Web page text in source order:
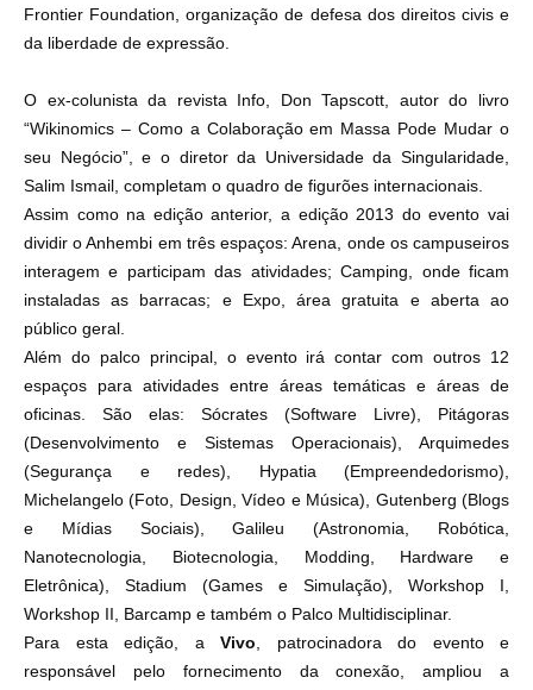
Frontier Foundation, organização de defesa dos direitos civis e
da liberdade de expressão.
O ex-colunista da revista Info, Don Tapscott, autor do livro
“Wikinomics – Como a Colaboração em Massa Pode Mudar o
seu Negócio”, e o diretor da Universidade da Singularidade,
Salim Ismail, completam o quadro de figurões internacionais.
Assim como na edição anterior, a edição 2013 do evento vai
dividir o Anhembi em três espaços: Arena, onde os campuseiros
interagem e participam das atividades; Camping, onde ficam
instaladas as barracas; e Expo, área gratuita e aberta ao
público geral.
Além do palco principal, o evento irá contar com outros 12
espaços para atividades entre áreas temáticas e áreas de
oficinas. São elas: Sócrates (Software Livre), Pitágoras
(Desenvolvimento e Sistemas Operacionais), Arquimedes
(Segurança e redes), Hypatia (Empreendedorismo),
Michelangelo (Foto, Design, Vídeo e Música), Gutenberg (Blogs
e Mídias Sociais), Galileu (Astronomia, Robótica,
Nanotecnologia, Biotecnologia, Modding, Hardware e
Eletrônica), Stadium (Games e Simulação), Workshop I,
Workshop II, Barcamp e também o Palco Multidisciplinar.
Para esta edição, a Vivo , patrocinadora do evento e
responsável pelo fornecimento da conexão, ampliou a